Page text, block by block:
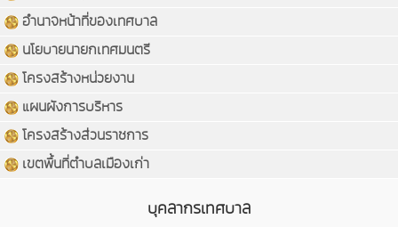
อำนาจหน้าที่ของเทศบาล
นโยบายนายกเทศมนตรี
โครงสร้างหน่วยงาน
แผนผังการบริหาร
โครงสร้างส่วนราชการ
เขตพื้นที่ตำบลเมืองเก่า
บุคลากรเทศบาล